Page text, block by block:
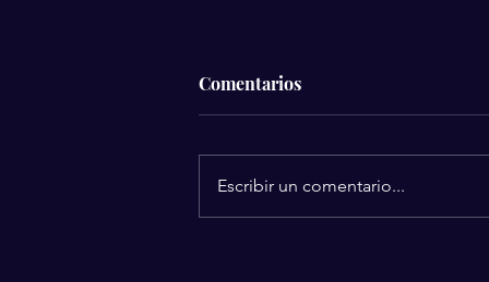
Comentarios
Escribir un comentario...